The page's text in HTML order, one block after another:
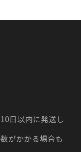
日以内に発送し
がかかる場合も